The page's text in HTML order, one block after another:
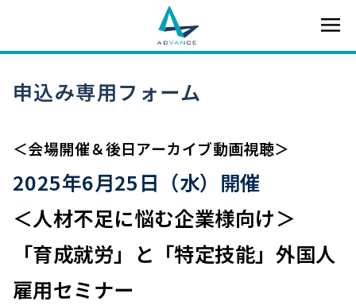
申込み専用フォーム
＜会場開催＆後日アーカイブ動画視聴＞
2025年6月25日（水）開催
＜人材不足に悩む企業様向け＞
「育成就労」と「特定技能」外国人
雇用セミナー